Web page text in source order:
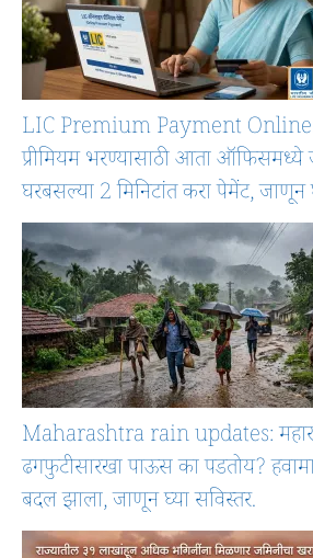
LIC Premium Payment
प्रीमियम भरण्यासाठी आता ऑफिसमध्ये
घरबसल्या 2 मिनिटांत करा पेमेंट,
Maharashtra rain updates:
ढगफुटीसारखा पाऊस का पडतोय?
बदल झाला, जाणून घ्या सविस्तर.